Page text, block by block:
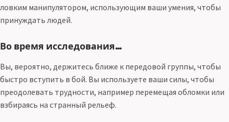
ловким манипулятором, использующим ваши умения, чтобы
принуждать людей.
Во время исследования…
Вы, вероятно, держитесь ближе к передовой группы, чтобы
быстро вступить в бой. Вы используете ваши силы, чтобы
преодолевать трудности, например перемещая обломки или
взбираясь на странный рельеф.